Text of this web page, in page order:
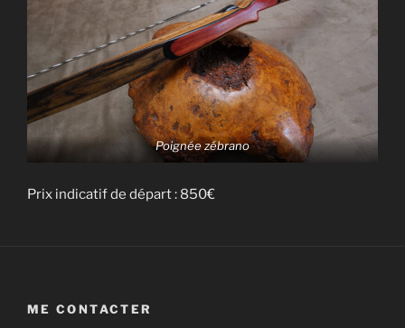
Poignée zébrano
Prix indicatif de départ : 850€
ME CONTACTER